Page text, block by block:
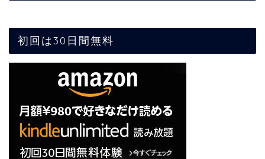
初回は30日間無料